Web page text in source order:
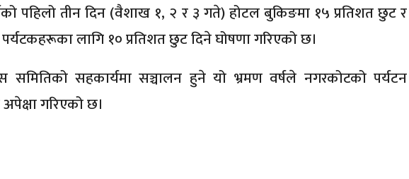
पहिलो तीन दिन (वैशाख १, २ र ३ गते) होटल बुकिङमा १५ प्रतिशत छुट र
लागि १० प्रतिशत छुट दिने घोषणा गरिएको छ।
समितिको सहकार्यमा सञ्चालन हुने यो भ्रमण वर्षले नगरकोटको पर्यटन
अपेक्षा गरिएको छ।